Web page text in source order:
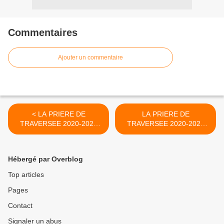
Commentaires
Ajouter un commentaire
< LA PRIERE DE
TRAVERSEE 2020-2021
(DEBUT)
LA PRIERE DE
TRAVERSEE 2020-2021
(FIN) >
Hébergé par Overblog
Top articles
Pages
Contact
Signaler un abus